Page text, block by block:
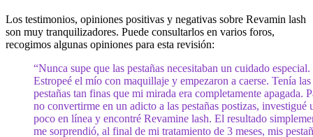
Los testimonios, opiniones positivas y negativas sobre Revamin lash
son muy tranquilizadores. Puede consultarlos en varios foros,
recogimos algunas opiniones para esta revisión:
“Nunca supe que las pestañas necesitaban un cuidado especial.
Estropeé el mío con maquillaje y empezaron a caerse. Tenía las
pestañas tan finas que mi mirada era completamente apagada.
no convertirme en un adicto a las pestañas postizas, investigué
poco en línea y encontré Revamine lash. El resultado
me sorprendió, al final de mi tratamiento de 3 meses, mis